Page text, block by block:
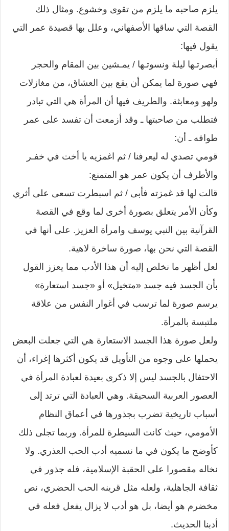
يلزم صاحبه ما يلزم من تقوى وخشوع. ومثال ذلك
القصة التي ساقها الأصفهاني، وعلل بها قصيدة عمر التي
يقول فيها:
أبصرتـها ليلة ونسوتـها / يمـشين بين المقام والحجر
فهي صورة لما يمكن أن يقع بين العشاق، من مغازلات
ولهو ومعابثة. والطريف فيها أن المرأة هي التي تبادر
فتطلب من صاحبتها ـ وقد أزمعت أن تفسد على عمر
طوافه ـ أن:
قومي تصدي له ليعرفنا / ثم اغمزيه يا أخت في خفـر
والأطرف أن يكون عمر هو المتمنع:
قالت لها قد غمزته فأبى / ثم اسبطرت تسعى على أثري
وكأن الأمر يتعلق بصورة أخرى لما وقع في القصة
القرآنية بين النبي يوسف وامرأة العزيز. على أنها في
القصة التي نحن بها، صورة ساخرة لاهية.
لعل أظهر ما نخلص إليه أن هذا الأدب مما يعزز القول
بأن الجسد فيه جسد «متخيل» أو «جسد استعارة»
يرسم صورة لما ترسب في أغوار النفس من علاقة
ملتبسة بالمرأة.
ولعل صورة هذا الجسد الاستعارة هي التي جعلت البعض
يحملها على وجوه من التأويل قد يكون أكثرها إغراء، أن
الاحتفال بالجسد ليس إلا ذكرى بعيدة لعبادة المرأة في
العصور العربية السحيقة. وهي العبادة التي ترتد إلى
أسباب تاريخية تضرب بجذورها في أعماق النظام
الأمومي، حيث كانت السيطرة للمرأة. وربما تجلى ذلك
كأوضح ما يكون في ما نسميه أدب الحب العذري. ولا
نخاله مقصورا على الحقبة الإسلامية، فله جذور في
ثقافة الجاهلية، ولعله مثل قرينه الحب الحضري، نص
مخضرم هو أيضا، بل هو أدب لا يزال يفعل فعله في
أدبنا الحديث.